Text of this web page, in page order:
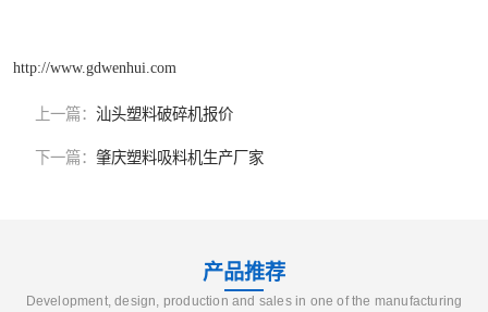
http://www.gdwenhui.com
上一篇： 汕头塑料破碎机报价
下一篇： 肇庆塑料吸料机生产厂家
产品推荐
Development, design, production and sales in one of the manufacturing